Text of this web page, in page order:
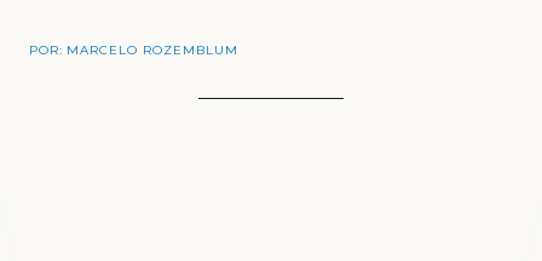
POR: MARCELO ROZEMBLUM